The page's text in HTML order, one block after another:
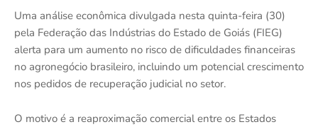
Uma análise econômica divulgada nesta quinta-feira (30)
pela Federação das Indústrias do Estado de Goiás (FIEG)
alerta para um aumento no risco de dificuldades financeiras
no agronegócio brasileiro, incluindo um potencial crescimento
nos pedidos de recuperação judicial no setor.
O motivo é a reaproximação comercial entre os Estados